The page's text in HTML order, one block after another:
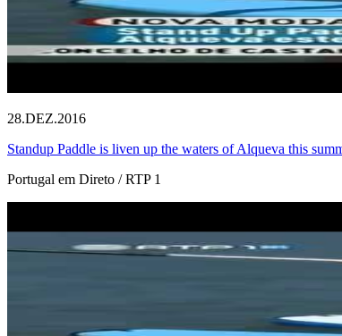
28.DEZ.2016
Standup Paddle is liven up the waters of Alqueva this
Portugal em Direto / RTP 1